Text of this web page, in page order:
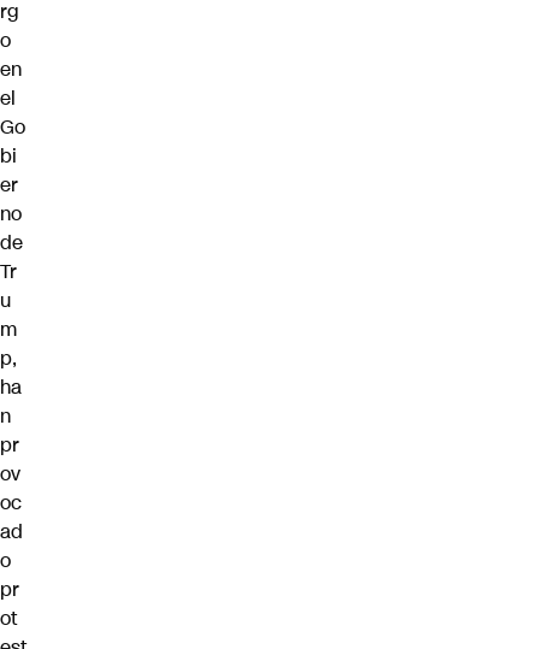
rg
o
en
el
Go
bi
er
no
de
Tr
u
m
p,
ha
n
pr
ov
oc
ad
o
pr
ot